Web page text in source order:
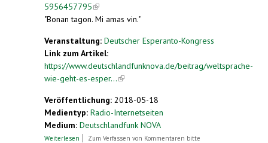
5956457795(link is external)
"Bonan tagon. Mi amas vin."
Veranstaltung: Deutscher Esperanto-Kongress
Link zum Artikel:
https://www.deutschlandfunknova.de/beitrag/weltsprache-
wie-geht-es-esper...(link is external)
Veröffentlichung: 2018-05-18
Medientyp: Radio-Internetseiten
Medium: Deutschlandfunk NOVA
Weiterlesen über Esperanto. Die Möchtegern-Weltsprache
Zum Verfassen von Kommentaren bitte